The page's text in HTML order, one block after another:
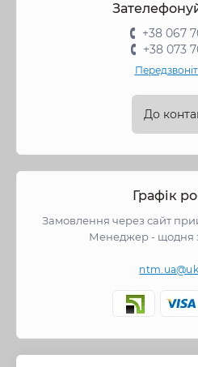
+38 067
+38 073
До
Графік
Замовлення через сайт
Менеджер - щодня